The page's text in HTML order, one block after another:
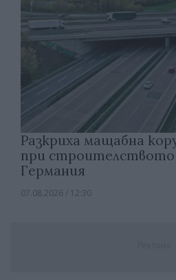
Разкриха мащабна
при
Германия
07.08.2026 / 12:30